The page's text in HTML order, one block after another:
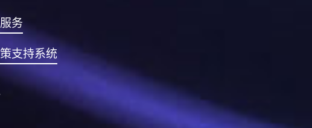
务
支持系统